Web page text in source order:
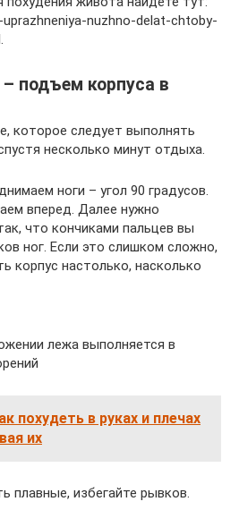
nuzhno-delat-chtoby-
подъем корпуса в
которое следует выполнять
несколько минут отдыха.
ноги – угол 90 градусов.
вперед. Далее нужно
что кончиками пальцев вы
ног. Если это слишком сложно,
корпус настолько, насколько
лежа выполняется в
похудеть в руках и плечах
их
избегайте рывков.